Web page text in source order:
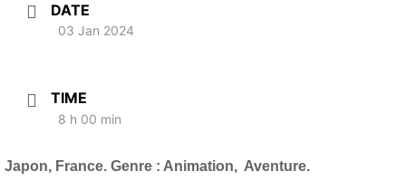
DATE
03 Jan 2024
TIME
8 h 00 min
Japon, France. Genre : Animation, Aventure.